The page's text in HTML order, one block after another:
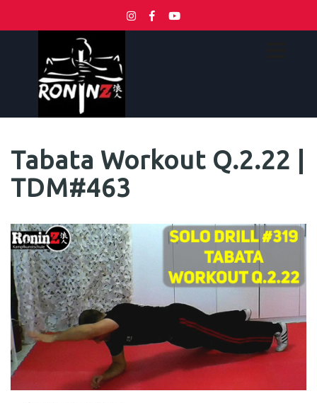
Tabata Workout Q.2.22 |
TDM#463